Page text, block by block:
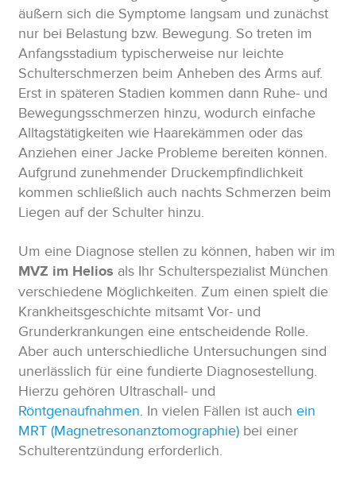
äußern sich die Symptome langsam und zunächst
nur bei Belastung bzw. Bewegung. So treten im
Anfangsstadium typischerweise nur leichte
Schulterschmerzen beim Anheben des Arms auf.
Erst in späteren Stadien kommen dann Ruhe- und
Bewegungsschmerzen hinzu, wodurch einfache
Alltagstätigkeiten wie Haarekämmen oder das
Anziehen einer Jacke Probleme bereiten können.
Aufgrund zunehmender Druckempfindlichkeit
kommen schließlich auch nachts Schmerzen beim
Liegen auf der Schulter hinzu.
Um eine Diagnose stellen zu können, haben wir im
MVZ im Helios als Ihr Schulterspezialist München
verschiedene Möglichkeiten. Zum einen spielt die
Krankheitsgeschichte mitsamt Vor- und
Grunderkrankungen eine entscheidende Rolle.
Aber auch unterschiedliche Untersuchungen sind
unerlässlich für eine fundierte Diagnosestellung.
Hierzu gehören Ultraschall- und
Röntgenaufnahmen. In vielen Fällen ist auch ein
MRT (Magnetresonanztomographie) bei einer
Schulterentzündung erforderlich.